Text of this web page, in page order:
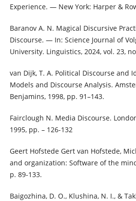
Experience. — New York: Harper &
Baranov A. N. Magical Discursive
Discourse. — In: Science Journal of
University. Linguistics, 2024, vol. 23,
van Dijk, T. A. Political Discourse and
Models and Discourse Analysis.
Benjamins, 1998, pp. 91–143.
Fairclough N. Media Discourse.
1995, pp. – 126-132
Geert Hofstede Gert van Hofstede,
and organization: Software of the
p. 89-133.
Baigozhina, D. O., Klushina, N. I., &